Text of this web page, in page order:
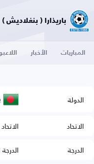
باريذارا ( بنغلاديش )
المباريات الأخبار
الدولة
الاتحاد
الدرجة